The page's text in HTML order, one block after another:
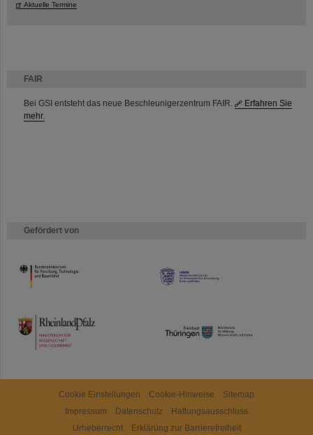
FAIR
Bei GSI entsteht das neue Beschleunigerzentrum FAIR.
Erfahren Sie
mehr.
Gefördert von
HMWK
TMWWDG
Aktuelle Termine
Cookie Einstellungen Cookie-Hinweise
Sitemap
Impressum
Datenschutz
Haftungsausschluss
Urheberrecht
Erklärung zur Barrierefreiheit